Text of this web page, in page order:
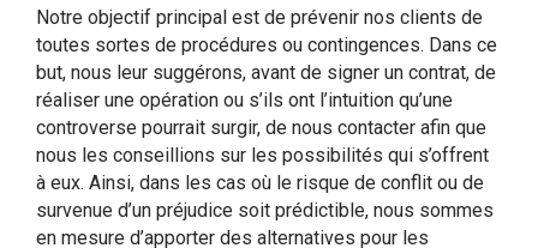
Notre objectif principal est de prévenir nos clients de
toutes sortes de procédures ou contingences. Dans ce
but, nous leur suggérons, avant de signer un contrat, de
réaliser une opération ou s’ils ont l’intuition qu’une
controverse pourrait surgir, de nous contacter afin que
nous les conseillions sur les possibilités qui s’offrent
à eux. Ainsi, dans les cas où le risque de conflit ou de
survenue d’un préjudice soit prédictible, nous sommes
en mesure d’apporter des alternatives pour les